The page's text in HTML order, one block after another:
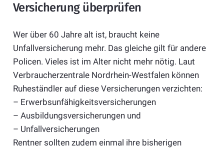
Versicherung überprüfen
Wer über 60 Jahre alt ist, braucht keine
Unfallversicherung mehr. Das gleiche gilt für andere
Policen. Vieles ist im Alter nicht mehr nötig. Laut
Verbraucherzentrale Nordrhein-Westfalen können
Ruheständler auf diese Versicherungen verzichten:
– Erwerbsunfähigkeitsversicherungen
– Ausbildungsversicherungen und
– Unfallversicherungen
Rentner sollten zudem einmal ihre bisherigen